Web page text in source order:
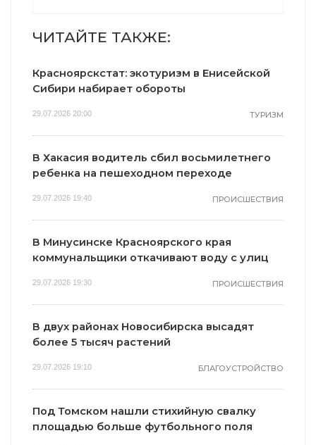
ЧИТАЙТЕ ТАКЖЕ:
Красноярскстат: экотуризм в Енисейской
Сибири набирает обороты
29.07.2026 20:00 ТУРИЗМ
В Хакасия водитель сбил восьмилетнего
ребенка на пешеходном переходе
29.07.2026 19:40 ПРОИСШЕСТВИЯ
В Минусинске Красноярского края
коммунальщики откачивают воду с улиц
29.07.2026 19:30 ПРОИСШЕСТВИЯ
В двух районах Новосибирска высадят
более 5 тысяч растений
29.07.2026 19:10 БЛАГОУСТРОЙСТВО
Под Томском нашли стихийную свалку
площадью больше футбольного поля